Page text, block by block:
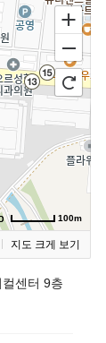
100m
지도 크게 보기
센터 9층